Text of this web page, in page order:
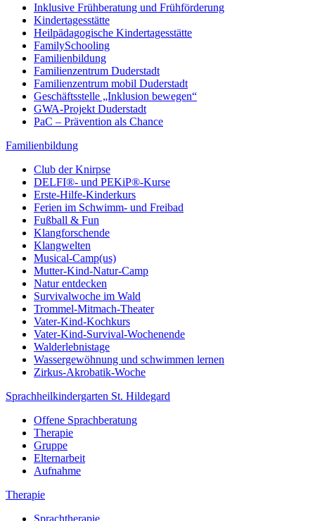
Inklusive Frühberatung und Frühförderung
Kindertagesstätte
Heilpädagogische Kindertagesstätte
FamilySchooling
Familienbildung
Familienzentrum Duderstadt
Familienzentrum mobil Duderstadt
Geschäftsstelle „Inklusion bewegen“
GWA-Projekt Duderstadt
PaC – Prävention als Chance
Familienbildung
Club der Knirpse
DELFI®- und PEKiP®-Kurse
Erste-Hilfe-Kinderkurs
Ferien im Schwimm- und Freibad
Fußball & Fun
Klangforschende
Klangwelten
Musical-Camp(us)
Mutter-Kind-Natur-Camp
Natur entdecken
Survivalwoche im Wald
Trommel-Mitmach-Theater
Vater-Kind-Kochkurs
Vater-Kind-Survival-Wochenende
Walderlebnistage
Wassergewöhnung und schwimmen lernen
Zirkus-Akrobatik-Woche
Sprachheilkindergarten St. Hildegard
Offene Sprachberatung
Therapie
Gruppe
Elternarbeit
Aufnahme
Therapie
Sprachtherapie